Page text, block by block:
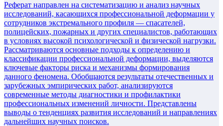
Реферат направлен на систематизацию и анализ научных
исследований, касающихся профессиональной деформации у
сотрудников экстремального профиля — спасателей,
полицейских, пожарных и других специалистов, работающих
в условиях высокой психологической и физической нагрузки.
Рассматриваются основные подходы к определению и
классификации профессиональной деформации, выделяются
ключевые факторы риска и механизмы формирования
данного феномена. Обобщаются результаты отечественных и
зарубежных эмпирических работ, анализируются
современные методы диагностики и профилактики
профессиональных изменений личности. Представлены
выводы о тенденциях развития исследований и направлениях
дальнейших научных поисков.